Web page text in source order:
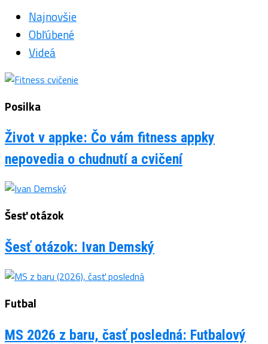
Najnovšie
Obľúbené
Videá
Posilka
Život v appke: Čo vám fitness appky
nepovedia o chudnutí a cvičení
Šesť otázok
Šesť otázok: Ivan Demský
Futbal
MS 2026 z baru, časť posledná: Futbalový